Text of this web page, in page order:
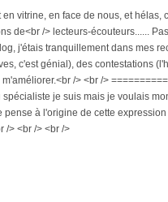
vitrine, en face de nous, et hélas,
de<br /> lecteurs-écouteurs......
j'étais tranquillement dans mes
c'est génial), des contestations
/> <br />
je suis mais je voulais
à l'origine de cette
/> <br /> <br />